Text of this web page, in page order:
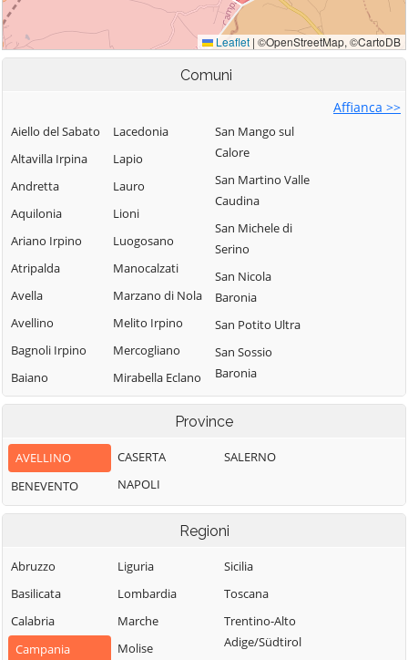
Comuni
Affianca >>
Aiello del Sabato
Altavilla Irpina
Andretta
Aquilonia
Ariano Irpino
Atripalda
Avella
Avellino
Bagnoli Irpino
Baiano
Bisaccia
Cairano
Calabritto
Calitri
Caposele
Capriglia Irpina
Carife
Casalbore
Lacedonia
Lapio
Lauro
Lioni
Luogosano
Manocalzati
Marzano di Nola
Melito Irpino
Mercogliano
Mirabella Eclano
Montaguto
Montecalvo
Irpino
Montefalcione
Monteforte
San Mango sul
Calore
San Martino Valle
Caudina
San Michele di
Serino
San Nicola
Baronia
San Potito Ultra
San Sossio
Baronia
Sant'Andrea di
Conza
all'Esca
Lombardi
Santa Lucia di
Serino
Santa Paolina
Province
AVELLINO
BENEVENTO
CASERTA
NAPOLI
SALERNO
Regioni
Abruzzo
Basilicata
Calabria
Campania
Liguria
Lombardia
Marche
Molise
Sicilia
Toscana
Trentino-Alto
Adige/Südtirol